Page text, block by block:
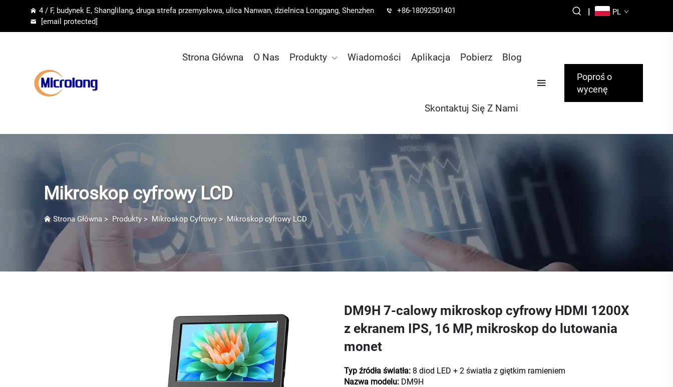
4 / F, budynek E, Shanglilang, druga strefa przemysłowa, ulica Nanwan, dzielnica Longgang, Shenzhen
+86-18092501401
[email protected]
| PL
Strona Główna O Nas Produkty Wiadomości Aplikacja Pobierz Blog
Skontaktuj Się Z Nami
Poproś o
wycenę
Mikroskop cyfrowy LCD
Strona Główna > Produkty > Mikroskop Cyfrowy > Mikroskop cyfrowy LCD
DM9H 7-calowy mikroskop cyfrowy HDMI 1200X
z ekranem IPS, 16 MP, mikroskop do lutowania
monet
Typ źródła światła: 8 diod LED + 2 światła z giętkim ramieniem
Nazwa modelu: DM9H